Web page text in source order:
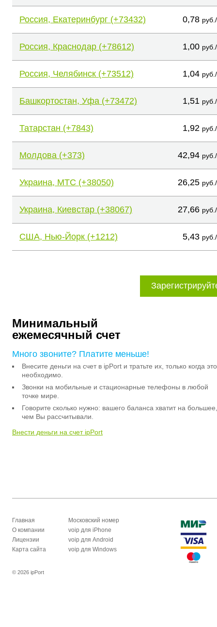
Россия, Екатеринбург (+73432) 0,78
Россия, Краснодар (+78612) 1,00
Россия, Челябинск (+73512) 1,04
Башкортостан, Уфа (+73472) 1,51
Татарстан (+7843) 1,92
Молдова (+373) 42,94
Украина, МТС (+38050) 26,25
Украина, Киевстар (+38067) 27,66
США, Нью-Йорк (+1212) 5,43
Минимальный
ежемесячный счет
Много звоните? Платите меньше!
Внесите деньги на счет в ipPort и тратьте их, только когда это
необходимо.
Звонки на мобильные и стационарные телефоны в любой
точке мире.
Говорите сколько нужно: вашего баланса хватит на большее,
чем Вы рассчитывали.
Внести деньги на счет ipPort
Главная
О компании
Лицензии
Карта сайта
Московский номер
voip для iPhone
voip для Android
voip для Windows
© 2026 ipPort